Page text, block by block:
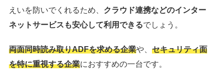
えいを防いでくれるため、 クラウド連携などのインター
ネットサービスも安心して利用できるでしょう。
両面同時読み取りADFを求める企業や、 セキュリティ面
を特に重視する企業におすすめの一台です。